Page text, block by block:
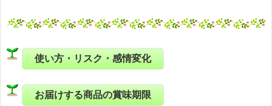
使い方・リスク・感情変化
お届けする商品の賞味期限